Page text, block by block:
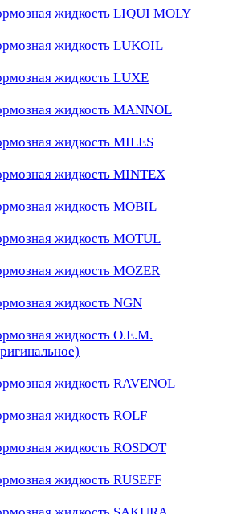
жидкость LIQUI MOLY
жидкость LUKOIL
жидкость LUXE
жидкость MANNOL
жидкость MILES
жидкость MINTEX
жидкость MOBIL
жидкость MOTUL
жидкость MOZER
жидкость NGN
жидкость O.E.M.
жидкость RAVENOL
жидкость ROLF
жидкость ROSDOT
жидкость RUSEFF